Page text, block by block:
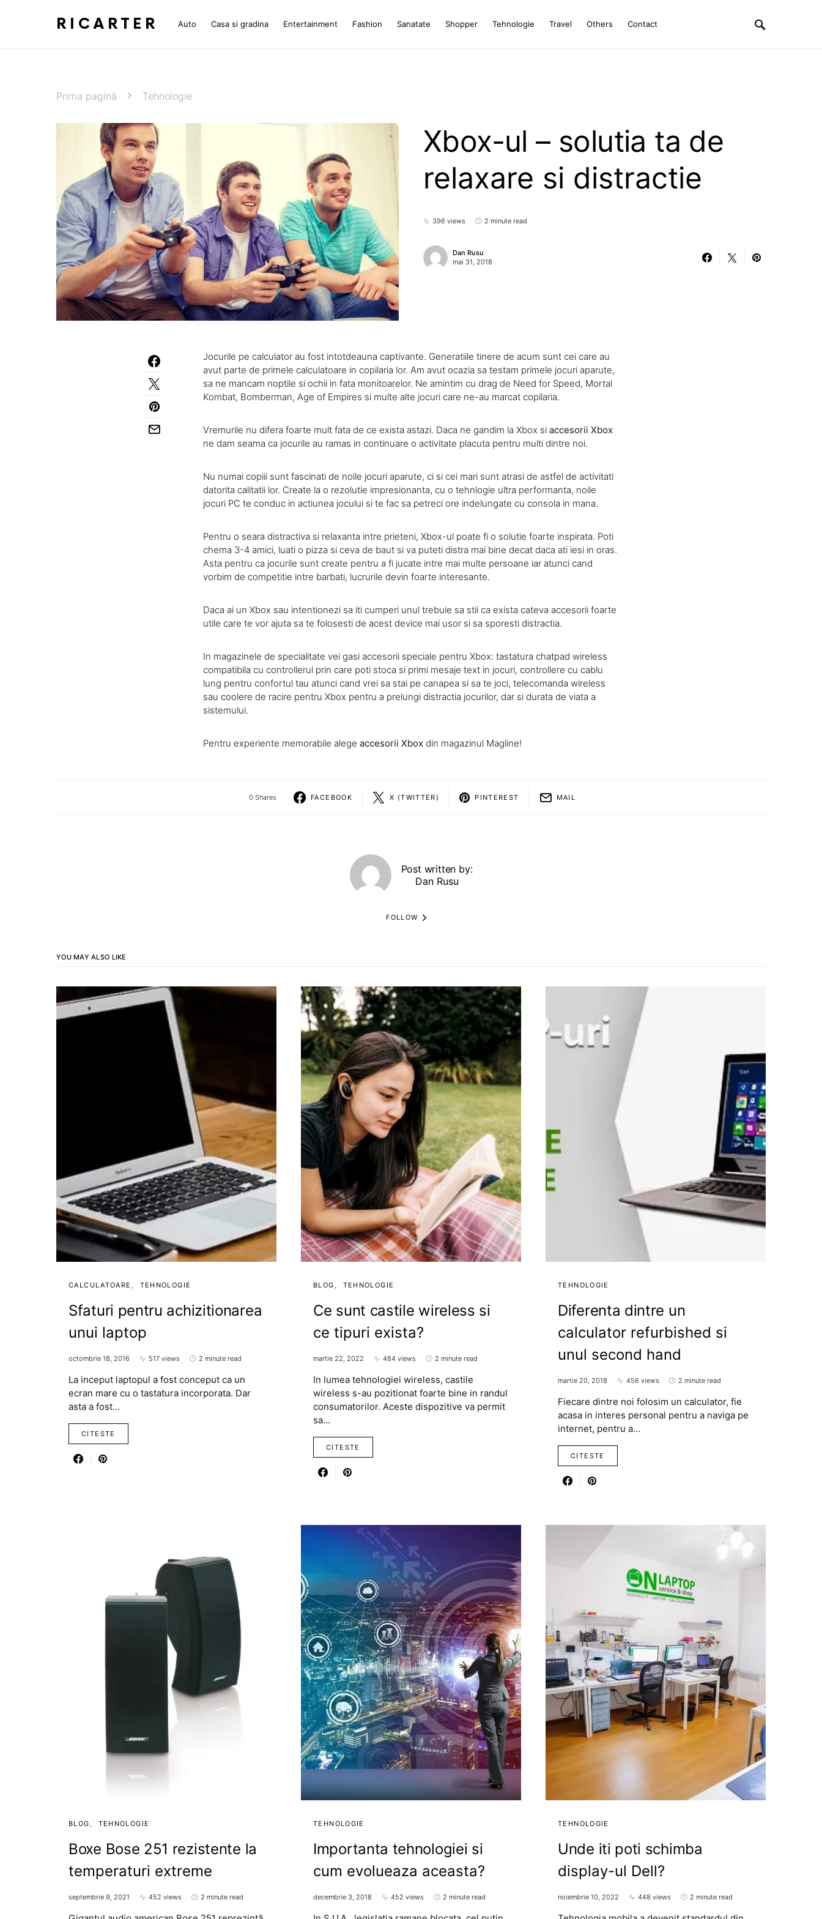
RICARTER Auto Casa si gradina Entertainment Fashion Sanatate Shopper Tehnologie Travel Others Contact
Prima pagină Tehnologie
Xbox-ul – solutia ta de
relaxare si distractie
396 views 2 minute read
Dan Rusu
mai 31, 2018
Jocurile pe calculator au fost intotdeauna captivante. Generatiile tinere de acum sunt cei care au
avut parte de primele calculatoare in copilaria lor. Am avut ocazia sa testam primele jocuri aparute,
sa ne mancam noptile si ochii in fata monitoarelor. Ne amintim cu drag de Need for Speed, Mortal
Kombat, Bomberman, Age of Empires si multe alte jocuri care ne-au marcat copilaria.
Vremurile nu difera foarte mult fata de ce exista astazi. Daca ne gandim la Xbox si accesorii Xbox
ne dam seama ca jocurile au ramas in continuare o activitate placuta pentru multi dintre noi.
Nu numai copiii sunt fascinati de noile jocuri aparute, ci si cei mari sunt atrasi de astfel de activitati
datorita calitatii lor. Create la o rezolutie impresionanta, cu o tehnlogie ultra performanta, noile
jocuri PC te conduc in actiunea jocului si te fac sa petreci ore indelungate cu consola in mana.
Pentru o seara distractiva si relaxanta intre prieteni, Xbox-ul poate fi o solutie foarte inspirata. Poti
chema 3-4 amici, luati o pizza si ceva de baut si va puteti distra mai bine decat daca ati iesi in oras.
Asta pentru ca jocurile sunt create pentru a fi jucate intre mai multe persoane iar atunci cand
vorbim de competitie intre barbati, lucrurile devin foarte interesante.
Daca ai un Xbox sau intentionezi sa iti cumperi unul trebuie sa stii ca exista cateva accesorii foarte
utile care te vor ajuta sa te folosesti de acest device mai usor si sa sporesti distractia.
In magazinele de specialitate vei gasi accesorii speciale pentru Xbox: tastatura chatpad wireless
compatibila cu controllerul prin care poti stoca si primi mesaje text in jocuri, controllere cu cablu
lung pentru confortul tau atunci cand vrei sa stai pe canapea si sa te joci, telecomanda wireless
sau coolere de racire pentru Xbox pentru a prelungi distractia jocurilor, dar si durata de viata a
sistemului.
Pentru experiente memorabile alege accesorii Xbox din magazinul Magline!
0 Shares FACEBOOK X (TWITTER) PINTEREST MAIL
Post written by:
Dan Rusu
FOLLOW
YOU MAY ALSO LIKE
CALCULATOARE TEHNOLOGIE
Sfaturi pentru achizitionarea
unui laptop
octombrie 18, 2016 517 views 2 minute read
La inceput laptopul a fost conceput ca un
ecran mare cu o tastatura incorporata. Dar
asta a fost…
CITESTE
BLOG TEHNOLOGIE
Ce sunt castile wireless si
ce tipuri exista?
martie 22, 2022 484 views 2 minute read
In lumea tehnologiei wireless, castile
wireless s-au pozitionat foarte bine in randul
consumatorilor. Aceste dispozitive va permit
sa…
CITESTE
TEHNOLOGIE
Diferenta dintre un
calculator refurbished si
unul second hand
martie 20, 2018 456 views 2 minute read
Fiecare dintre noi folosim un calculator, fie
acasa in interes personal pentru a naviga pe
internet, pentru a…
CITESTE
BLOG TEHNOLOGIE
Boxe Bose 251 rezistente la
temperaturi extreme
septembrie 9, 2021 452 views 2 minute read
TEHNOLOGIE
Importanta tehnologiei si
cum evolueaza aceasta?
decembrie 3, 2018 452 views 2 minute read
TEHNOLOGIE
Unde iti poti schimba
display-ul Dell?
noiembrie 10, 2022 448 views 2 minute read